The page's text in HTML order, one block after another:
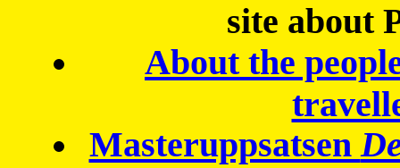
site about
About the
Masteruppsatsen